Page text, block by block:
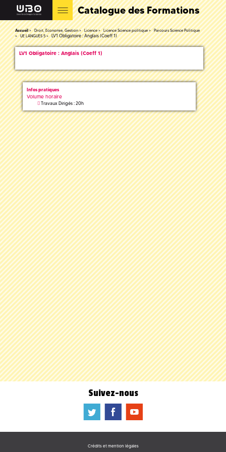
Catalogue des Formations
Accueil Droit, Economie, Gestion Licence Licence Science politique
Parcours Science Politique
UE LANGUES 5
LV1 Obligatoire : Anglais (Coeff 1)
LV1 Obligatoire : Anglais (Coeff 1)
Infos pratiques
Volume horaire
Travaux Dirigés : 20h
Suivez-nous
a b f
Crédits et mention légales